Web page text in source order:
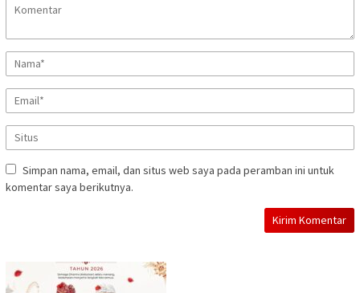
Simpan nama, email, dan situs web saya pada peramban ini untuk
komentar saya berikutnya.